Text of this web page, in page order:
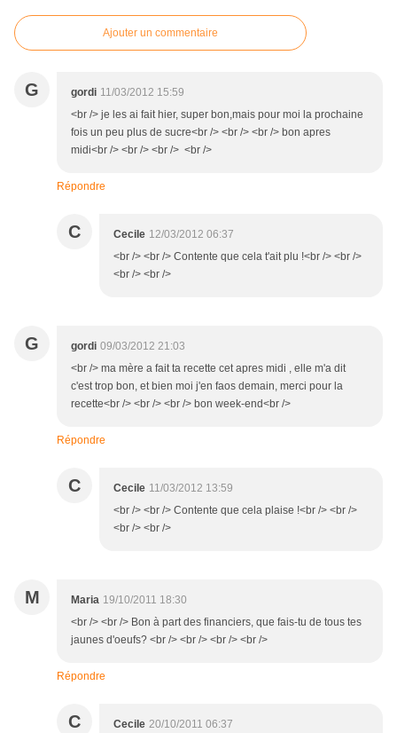
Ajouter un commentaire
G gordi 11/03/2012 15:59
<br /> je les ai fait hier, super bon,mais pour moi la prochaine
fois un peu plus de sucre<br /> <br /> <br /> bon apres
midi<br /> <br /> <br /> <br />
Répondre
C Cecile 12/03/2012 06:37
<br /> <br /> Contente que cela t'ait plu !<br /> <br />
<br /> <br />
G gordi 09/03/2012 21:03
<br /> ma mère a fait ta recette cet apres midi , elle m'a dit
c'est trop bon, et bien moi j'en faos demain, merci pour la
recette<br /> <br /> <br /> bon week-end<br />
Répondre
C Cecile 11/03/2012 13:59
<br /> <br /> Contente que cela plaise !<br /> <br />
<br /> <br />
M Maria 19/10/2011 18:30
<br /> <br /> Bon à part des financiers, que fais-tu de tous tes
jaunes d'oeufs? <br /> <br /> <br /> <br />
Répondre
C Cecile 20/10/2011 06:37